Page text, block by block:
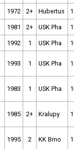
1972 2+ Hubertus
1981 2+ USK Pha
1992 1 USK Pha
1993 1 USK Pha
1983 1 USK Pha
1985 2+ Kralupy
1995 2 KK Brno